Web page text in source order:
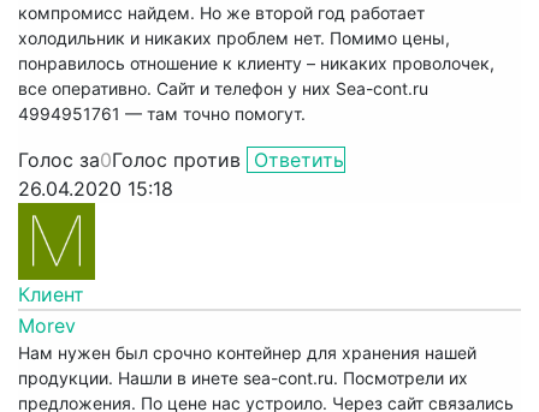
компромисс найдем. Но же второй год работает
холодильник и никаких проблем нет. Помимо цены,
понравилось отношение к клиенту – никаких проволочек,
все оперативно. Сайт и телефон у них Sea-cont.ru
4994951761 — там точно помогут.
Голос за0Голос против Ответить
26.04.2020 15:18
Клиент
Morev
Нам нужен был срочно контейнер для хранения нашей
продукции. Нашли в инете sea-cont.ru. Посмотрели их
предложения. По цене нас устроило. Через сайт связались